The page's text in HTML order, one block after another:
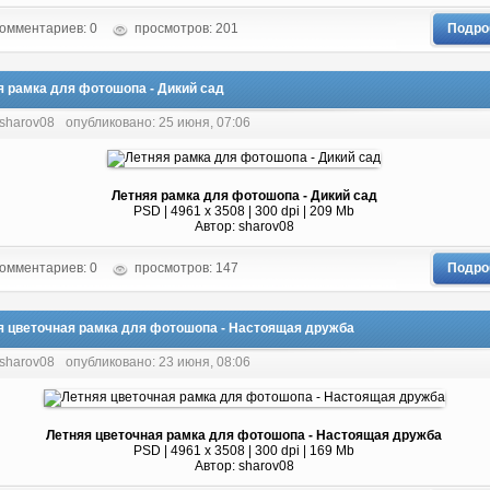
0 просмотров: 201
рамка для фотошопа - Дикий сад
опубликовано: 25 июня, 07:06
Летняя рамка для фотошопа - Дикий сад
PSD | 4961 х 3508 | 300 dpi | 209 Mb
Автор: sharov08
0 просмотров: 147
цветочная рамка для фотошопа - Настоящая дружба
опубликовано: 23 июня, 08:06
Летняя цветочная рамка для фотошопа - Настоящая дружба
PSD | 4961 х 3508 | 300 dpi | 169 Mb
Автор: sharov08